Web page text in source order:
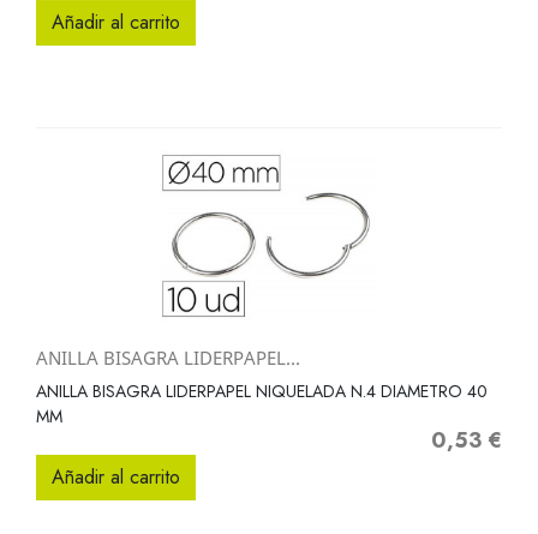
Añadir al carrito
ANILLA BISAGRA LIDERPAPEL...
ANILLA BISAGRA LIDERPAPEL NIQUELADA N.4 DIAMETRO 40
MM
Precio
0,53 €
Añadir al carrito